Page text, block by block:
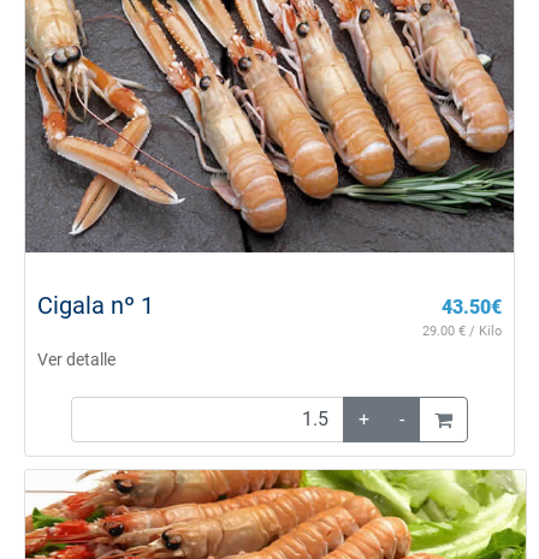
Cigala nº 1 43.50€
29.00 € / Kilo
Ver detalle
+ -